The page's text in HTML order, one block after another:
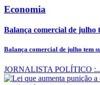
Economia
Balança comercial de julho
Balança comercial de julho tem
JORNALISTA POLÍTICO